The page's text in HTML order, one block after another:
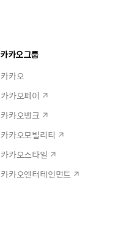
카카오그룹
카카오
카카오페이
카카오뱅크
카카오모빌리티
카카오스타일
카카오엔터테인먼트